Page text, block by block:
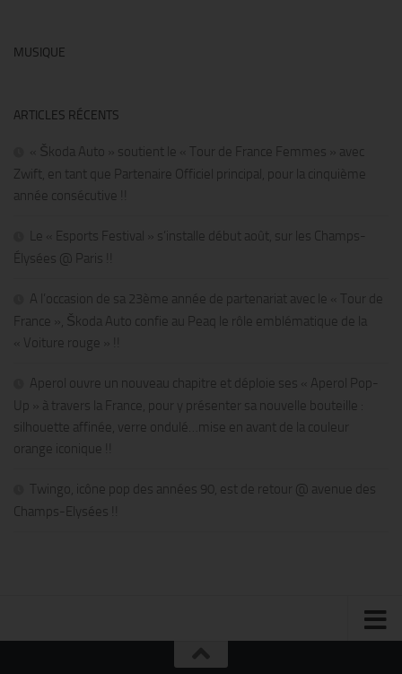
MUSIQUE
ARTICLES RÉCENTS
« Škoda Auto » soutient le « Tour de France Femmes » avec
Zwift, en tant que Partenaire Officiel principal, pour la cinquième
année consécutive !!
Le « Esports Festival » s’installe début août, sur les Champs-
Élysées @ Paris !!
A l’occasion de sa 23ème année de partenariat avec le « Tour de
France », Škoda Auto confie au Peaq le rôle emblématique de la
« Voiture rouge » !!
Aperol ouvre un nouveau chapitre et déploie ses « Aperol Pop-
Up » à travers la France, pour y présenter sa nouvelle bouteille :
silhouette affinée, verre ondulé…mise en avant de la couleur
orange iconique !!
Twingo, icône pop des années 90, est de retour @ avenue des
Champs-Elysées !!